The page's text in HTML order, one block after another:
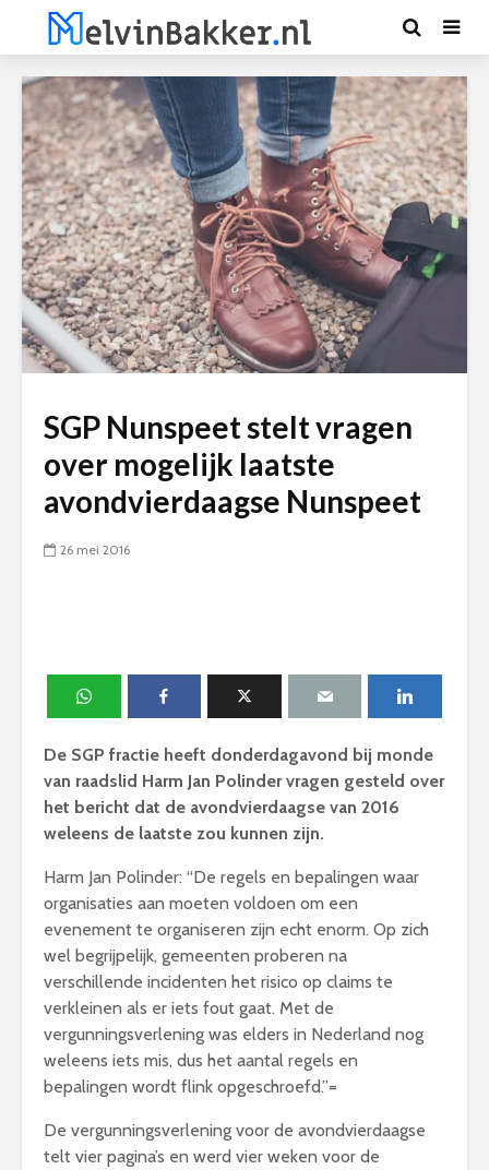
SGP Nunspeet stelt vragen
over mogelijk laatste
avondvierdaagse Nunspeet
26 mei 2016
De SGP fractie heeft donderdagavond bij monde
van raadslid Harm Jan Polinder vragen gesteld over
het bericht dat de avondvierdaagse van 2016
weleens de laatste zou kunnen zijn.
Harm Jan Polinder: “De regels en bepalingen waar
organisaties aan moeten voldoen om een
evenement te organiseren zijn echt enorm. Op zich
wel begrijpelijk, gemeenten proberen na
verschillende incidenten het risico op claims te
verkleinen als er iets fout gaat. Met de
vergunningsverlening was elders in Nederland nog
weleens iets mis, dus het aantal regels en
bepalingen wordt flink opgeschroefd.”=
De vergunningsverlening voor de avondvierdaagse
telt vier pagina’s en werd vier weken voor de